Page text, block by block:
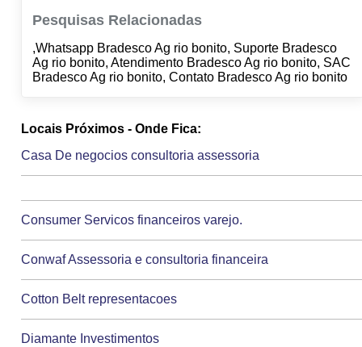
Pesquisas Relacionadas
,Whatsapp Bradesco Ag rio bonito, Suporte Bradesco
Ag rio bonito, Atendimento Bradesco Ag rio bonito, SAC
Bradesco Ag rio bonito, Contato Bradesco Ag rio bonito
Locais Próximos - Onde Fica:
Casa De negocios consultoria assessoria
Consumer Servicos financeiros varejo.
Conwaf Assessoria e consultoria financeira
Cotton Belt representacoes
Diamante Investimentos